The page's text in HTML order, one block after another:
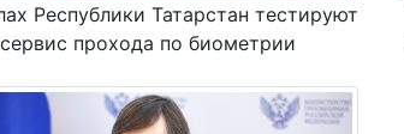
Республики Татарстан тестируют
сервис прохода по биометрии